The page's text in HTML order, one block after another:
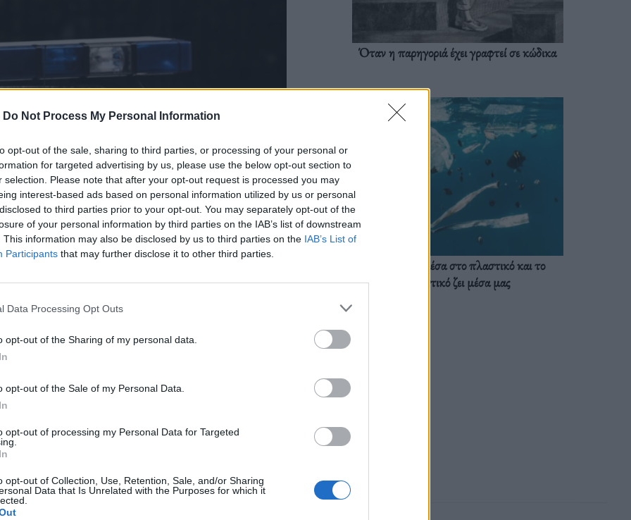
Do Not Process My Personal Information
opt-out of the sale, sharing to third parties, or processing of your personal or
for targeted advertising by us, please use the below opt-out section to
selection. Please note that after your opt-out request is processed you may
interest-based ads based on personal information utilized by us or personal
to third parties prior to your opt-out. You may separately opt-out of the
of your personal information by third parties on the IAB’s list of downstream
This information may also be disclosed by us to third parties on the IAB’s List of
Participants that may further disclose it to other third parties.
Data Processing Opt Outs
opt-out of the Sharing of my personal data.
opt-out of the Sale of my Personal Data.
opt-out of processing my Personal Data for Targeted
opt-out of Collection, Use, Retention, Sale, and/or Sharing
Data that Is Unrelated with the Purposes for which it
πράξης.
Όταν η παρηγοριά έχει γραφτεί σε κώδικα
Ζούμε ήδη μέσα στο πλαστικό και το
πλαστικό ζει μέσα μας